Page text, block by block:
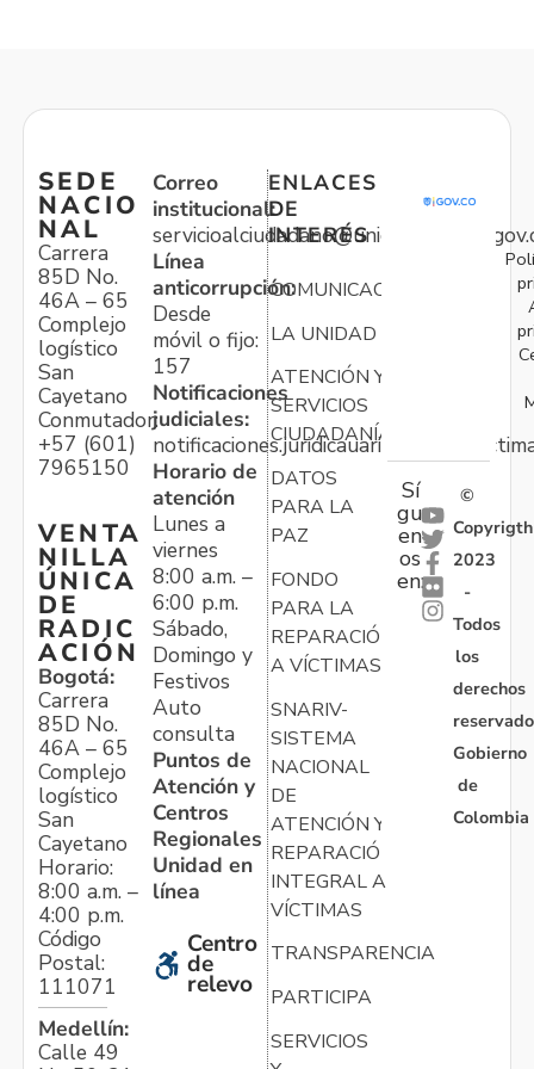
SEDE
NACIO
NAL
Carrera
85D No.
46A – 65
Complejo
logístico
San
Cayetano
Conmutador:
+57 (601)
7965150
VENTA
NILLA
ÚNICA
DE
RADIC
ACIÓN
Bogotá:
Carrera
85D No.
46A – 65
Complejo
logístico
San
Cayetano
Horario:
8:00 a.m. –
4:00 p.m.
Código
Postal:
111071
Medellín:
Calle 49
Correo
institucional:
Línea
anticorrupción:
Desde
móvil o fijo:
157
Notificaciones
judiciales:
Horario de
atención
Lunes a
viernes
8:00 a.m. –
6:00 p.m.
Sábado,
Domingo y
Festivos
Auto
consulta
Puntos de
Atención y
Centros
Regionales
Unidad en
línea
Centro
de
relevo
ENLACES
DE
INTERÉS
COMUNICACIONES
LA UNIDAD
ATENCIÓN Y
SERVICIOS
CIUDADANÍA
DATOS
PARA LA
PAZ
FONDO
PARA LA
REPARACIÓN
A VÍCTIMAS
SNARIV-
SISTEMA
NACIONAL
DE
ATENCIÓN Y
REPARACIÓN
INTEGRAL A
VÍCTIMAS
TRANSPARENCIA
PARTICIPA
SERVICIOS
Sí
gu
en
os
en:
©
Copyrigth
2023
-
Todos
los
derechos
Gobierno
de
Colombia